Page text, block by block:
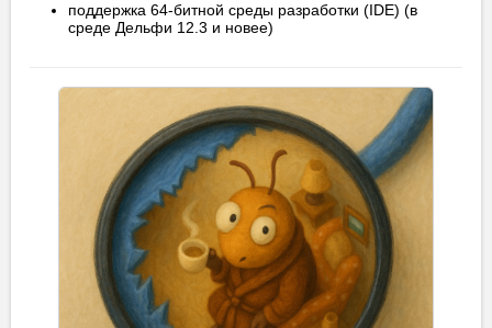
поддержка 64-битной среды разработки (IDE) (в
среде Дельфи 12.3 и новее)